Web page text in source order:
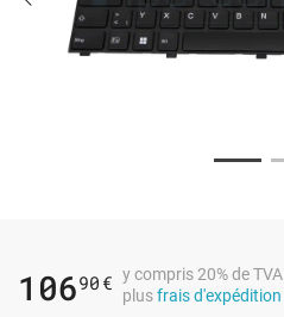
10690 € y compris 20% de TVA
plusfrais d'expédition